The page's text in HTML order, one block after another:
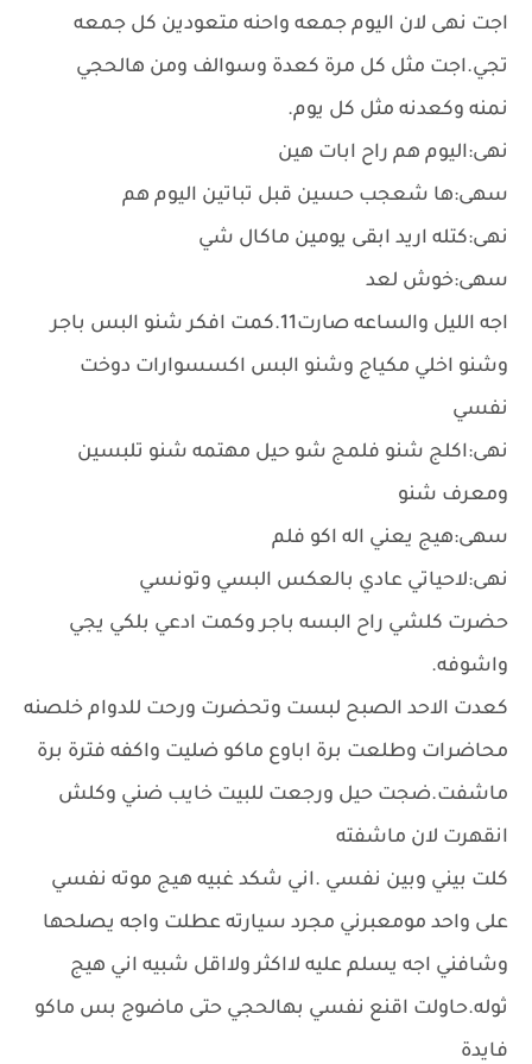
اجت نهى لان اليوم جمعه واحنه متعودين كل جمعه
تجي.اجت مثل كل مرة كعدة وسوالف ومن هالحجي
نمنه وكعدنه مثل كل يوم.
نهى:اليوم هم راح ابات هين
سهى:ها شعجب حسين قبل تباتين اليوم هم
نهى:كتله اريد ابقى يومين ماكال شي
سهى:خوش لعد
اجه الليل والساعه صارت11.كمت افكر شنو البس باجر
وشنو اخلي مكياج وشنو البس اكسسوارات دوخت
نفسي
نهى:اكلج شنو فلمج شو حيل مهتمه شنو تلبسين
ومعرف شنو
سهى:هيج يعني اله اكو فلم
نهى:لاحياتي عادي بالعكس البسي وتونسي
حضرت كلشي راح البسه باجر وكمت ادعي بلكي يجي
واشوفه.
كعدت الاحد الصبح لبست وتحضرت ورحت للدوام خلصنه
محاضرات وطلعت برة اباوع ماكو ضليت واكفه فترة برة
ماشفت.ضجت حيل ورجعت للبيت خايب ضني وكلش
انقهرت لان ماشفته
كلت بيني وبين نفسي .اني شكد غبيه هيج موته نفسي
على واحد مومعبرني مجرد سيارته عطلت واجه يصلحها
وشافني اجه يسلم عليه لااكثر ولااقل شبيه اني هيج
ثوله.حاولت اقنع نفسي بهالحجي حتى ماضوج بس ماكو
فايدة